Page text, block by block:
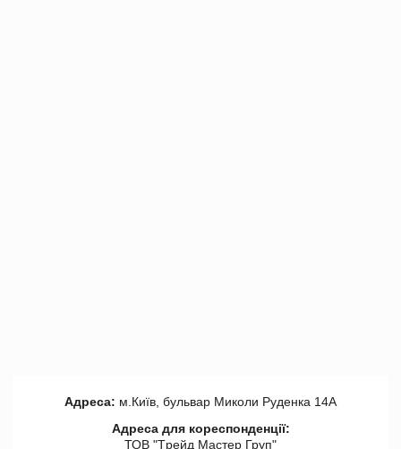
Адреса: м.Київ, бульвар Миколи Руденка 14А
Адреса для кореспонденції:
ТОВ "Tрейд Мастер Груп"